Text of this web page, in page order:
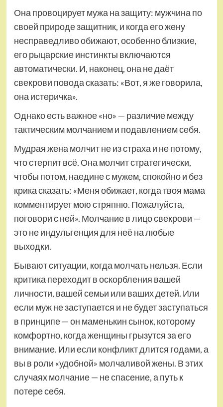
Она провоцирует мужа на защиту: мужчина по
своей природе защитник, и когда его жену
несправедливо обижают, особенно близкие,
его рыцарские инстинкты включаются
автоматически. И, наконец, она не даёт
свекрови повода сказать: «Вот, я же говорила,
она истеричка».
Однако есть важное «но» — различие между
тактическим молчанием и подавлением себя.
Мудрая жена молчит не из страха и не потому,
что стерпит всё. Она молчит стратегически,
чтобы потом, наедине с мужем, спокойно и без
крика сказать: «Меня обижает, когда твоя мама
комментирует мою стряпню. Пожалуйста,
поговори с ней». Молчание в лицо свекрови —
это не индульгенция для неё на любые
выходки.
Бывают ситуации, когда молчать нельзя. Если
критика переходит в оскорбления вашей
личности, вашей семьи или ваших детей. Или
если муж не заступается и не будет заступаться
в принципе — он маменькин сынок, которому
комфортно, когда женщины грызутся за его
внимание. Или если конфликт длится годами, а
вы в роли «удобной» молчаливой жены. В этих
случаях молчание — не спасение, а путь к
потере себя.